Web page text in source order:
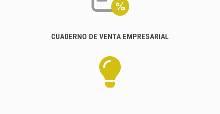
CUADERNO DE VENTA EMPRESARIAL